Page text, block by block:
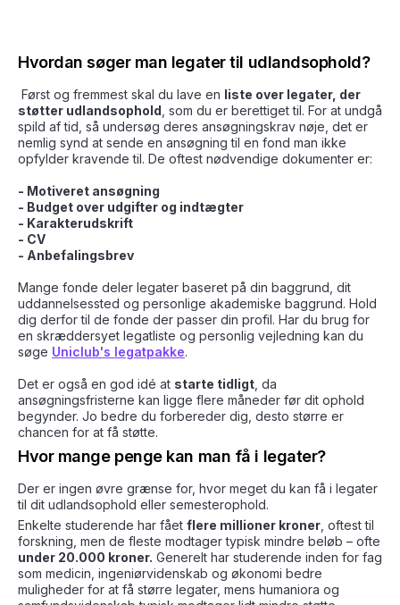
Hvordan søger man legater til udlandsophold?
Først og fremmest skal du lave en liste over legater, der
støtter udlandsophold , som du er berettiget til. For at undgå
spild af tid, så undersøg deres ansøgningskrav nøje, det er
nemlig synd at sende en ansøgning til en fond man ikke
opfylder kravende til. De oftest nødvendige dokumenter er:
- Motiveret ansøgning
- Budget over udgifter og indtægter
- Karakterudskrift
- CV
- Anbefalingsbrev
Mange fonde deler legater baseret på din baggrund, dit
uddannelsessted og personlige akademiske baggrund. Hold
dig derfor til de fonde der passer din profil. Har du brug for
en skræddersyet legatliste og personlig vejledning kan du
søge Uniclub's legatpakke.
Det er også en god idé at starte tidligt , da
ansøgningsfristerne kan ligge flere måneder før dit ophold
begynder. Jo bedre du forbereder dig, desto større er
chancen for at få støtte.
Hvor mange penge kan man få i legater?
Der er ingen øvre grænse for, hvor meget du kan få i legater
til dit udlandsophold eller semesterophold.
Enkelte studerende har fået flere millioner kroner , oftest til
forskning, men de fleste modtager typisk mindre beløb – ofte
under 20.000 kroner. Generelt har studerende inden for fag
som medicin, ingeniørvidenskab og økonomi bedre
muligheder for at få større legater, mens humaniora og